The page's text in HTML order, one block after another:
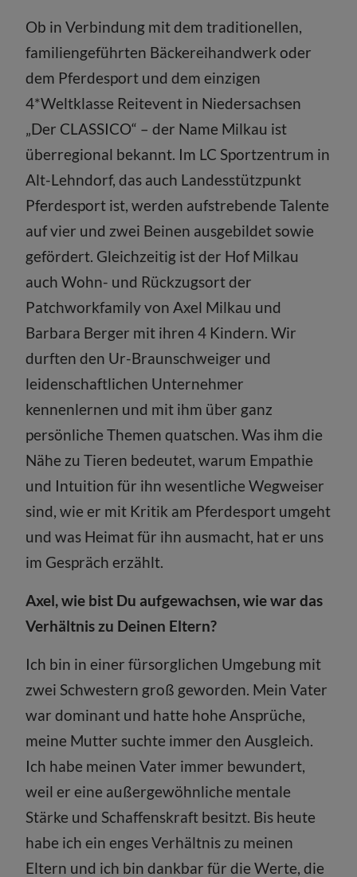
Ob in Verbindung mit dem traditionellen,
familiengeführten Bäckereihandwerk oder
dem Pferdesport und dem einzigen
4*Weltklasse Reitevent in Niedersachsen
„Der CLASSICO“ – der Name Milkau ist
überregional bekannt. Im LC Sportzentrum in
Alt-Lehndorf, das auch Landesstützpunkt
Pferdesport ist, werden aufstrebende Talente
auf vier und zwei Beinen ausgebildet sowie
gefördert. Gleichzeitig ist der Hof Milkau
auch Wohn- und Rückzugsort der
Patchworkfamily von Axel Milkau und
Barbara Berger mit ihren 4 Kindern. Wir
durften den Ur-Braunschweiger und
leidenschaftlichen Unternehmer
kennenlernen und mit ihm über ganz
persönliche Themen quatschen. Was ihm die
Nähe zu Tieren bedeutet, warum Empathie
und Intuition für ihn wesentliche Wegweiser
sind, wie er mit Kritik am Pferdesport umgeht
und was Heimat für ihn ausmacht, hat er uns
im Gespräch erzählt.
Axel, wie bist Du aufgewachsen, wie war das
Verhältnis zu Deinen Eltern?
Ich bin in einer fürsorglichen Umgebung mit
zwei Schwestern groß geworden. Mein Vater
war dominant und hatte hohe Ansprüche,
meine Mutter suchte immer den Ausgleich.
Ich habe meinen Vater immer bewundert,
weil er eine außergewöhnliche mentale
Stärke und Schaffenskraft besitzt. Bis heute
habe ich ein enges Verhältnis zu meinen
Eltern und ich bin dankbar für die Werte, die